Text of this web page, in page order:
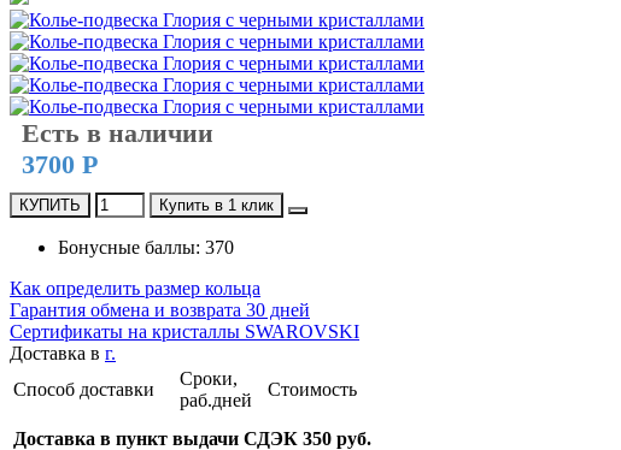
Есть в наличии
3700 Р
КУПИТЬ Купить в 1 клик
Бонусные баллы: 370
Как определить размер кольца
Гарантия обмена и возврата 30 дней
Сертификаты на кристаллы SWAROVSKI
Доставка в г.
Способ доставки
Сроки,
раб.дней
Стоимость
Доставка в пункт выдачи СДЭК 350 руб.